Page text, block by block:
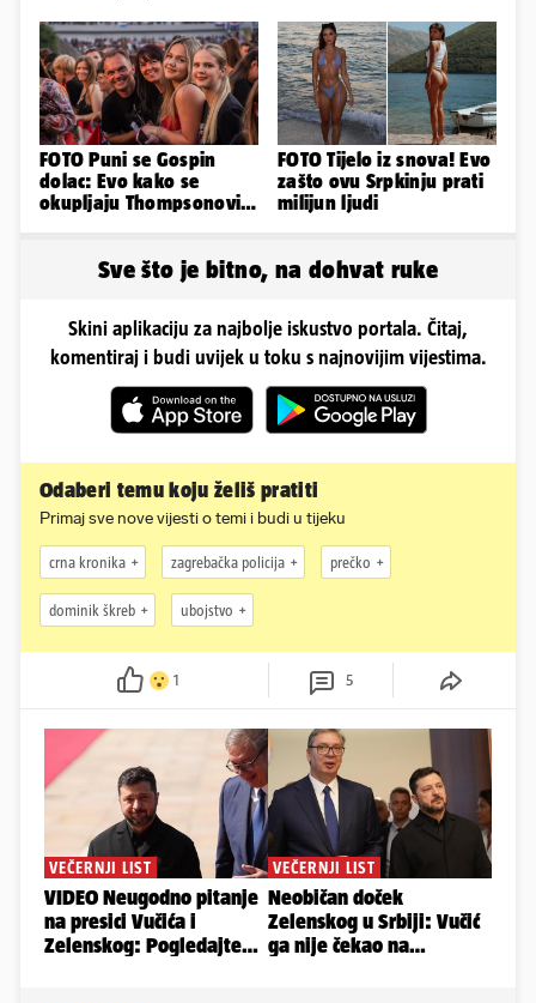
FOTO Puni se Gospin
dolac: Evo kako se
okupljaju Thompsonovi
FOTO Tijelo iz snova! Evo
zašto ovu Srpkinju prati
milijun ljudi
Sve što je bitno, na dohvat ruke
Skini aplikaciju za najbolje iskustvo portala. Čitaj,
komentiraj i budi uvijek u toku s najnovijim vijestima.
Odaberi temu koju želiš pratiti
Primaj sve nove vijesti o temi i budi u tijeku
crna kronika zagrebačka policija prečko
dominik škreb ubojstvo
1 5